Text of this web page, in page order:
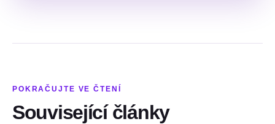
POKRAČUJTE VE ČTENÍ
Související články